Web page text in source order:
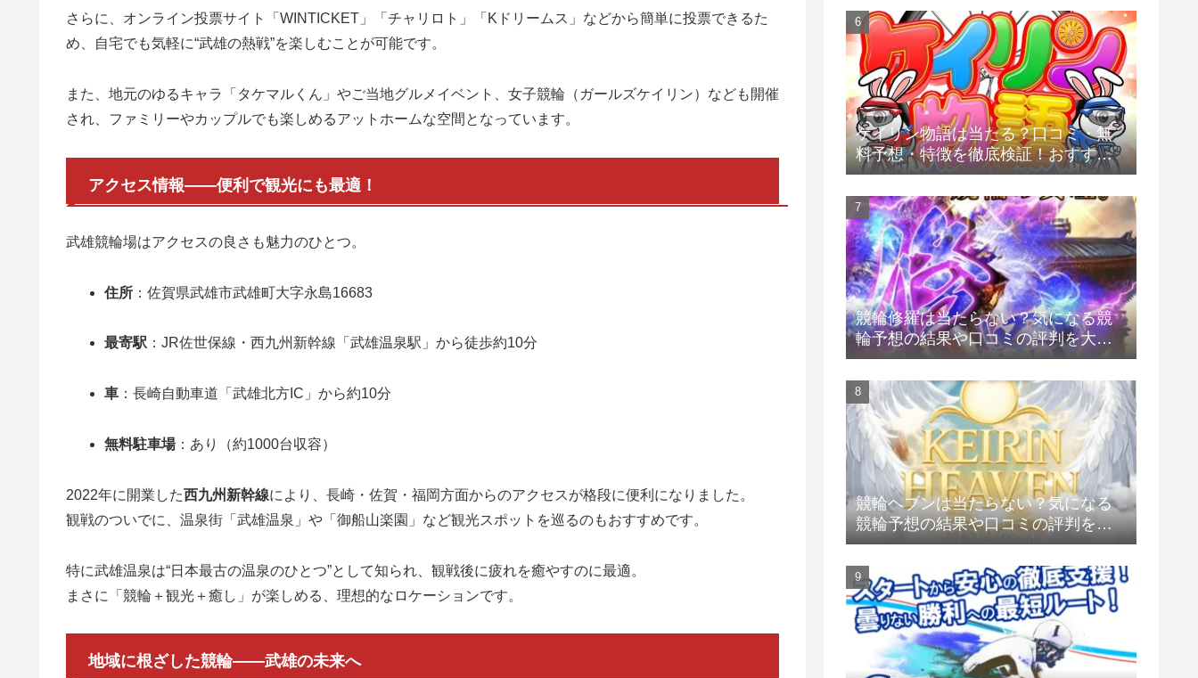
さらに、オンライン投票サイト「WINTICKET」「チャリロト」「Kドリームス」などから簡単に投票できるた
め、自宅でも気軽に“武雄の熱戦”を楽しむことが可能です。
また、地元のゆるキャラ「タケマルくん」やご当地グルメイベント、女子競輪（ガールズケイリン）なども開催
され、ファミリーやカップルでも楽しめるアットホームな空間となっています。
アクセス情報――便利で観光にも最適！
武雄競輪場はアクセスの良さも魅力のひとつ。
住所 ：佐賀県武雄市武雄町大字永島16683
最寄駅 ：JR佐世保線・西九州新幹線「武雄温泉駅」から徒歩約10分
車 ：長崎自動車道「武雄北方IC」から約10分
無料駐車場：あり（約1000台収容）
2022年に開業した西九州新幹線により、長崎・佐賀・福岡方面からのアクセスが格段に便利になりました。
観戦のついでに、温泉街「武雄温泉」や「御船山楽園」など観光スポットを巡るのもおすすめです。
特に武雄温泉は“日本最古の温泉のひとつ”として知られ、観戦後に疲れを癒やすのに最適。
まさに「競輪＋観光＋癒し」が楽しめる、理想的なロケーションです。
地域に根ざした競輪――武雄の未来へ
作・郡司浩平らSS8名が激突
ケイリン物語は当たる？口コミ・無
料予想・特徴を徹底検証！おすすめ
競輪予想サイトを紹介
競輪修羅は当たらない？気になる競
輪予想の結果や口コミの評判を大公
開
競輪ヘブンは当たらない？気になる
競輪予想の結果や口コミの評判を大
公開